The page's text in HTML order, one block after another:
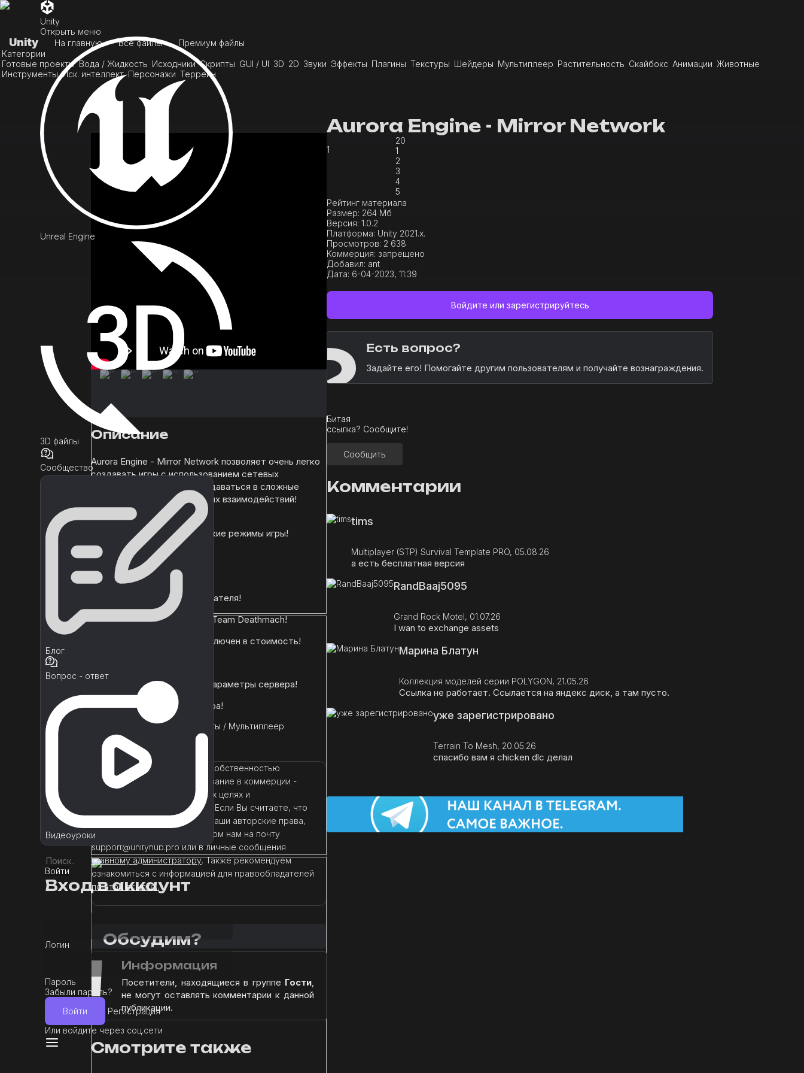
Unity
Открыть меню
Unreal Engine
3D файлы
Сообщество
Блог
Вопрос - ответ
Видеоуроки
Войти
Вход в аккаунт
Логин
Пароль
Забыли пароль?
Войти
Регистрация
Или войдите через соц.сети
Unity На главную Все файлы
Премиум файлы
Категории
Готовые проекты Вода / Жидкость Исходники Скрипты GUI / UI 3D 2D Звуки Эффекты Плагины Текстуры Шейдеры Мультиплеер Растительность Скайбокс Анимации Животные
Инструменты Иск. интеллект Персонажи Террейн
Описание
Aurora Engine - Mirror Network позволяет очень легко
создавать игры с использованием сетевых
технологий, вам не нужно вдаваться в сложные
концепции клиент-серверных взаимодействий!
✨ Включены пользовательские режимы игры!
✨ Включен убойный корм!
✨ Включенное табло!
✨ Включен профиль пользователя!
✨ Включена демонстрация Team Deathmach!
✨ Внутриигровой магазин включен в стоимость!
✨ Включены расширенные параметры сервера!
✨ Лобби включенного номера!
Премиум/ Инструменты / Мультиплеер
Данный материал является собственностью
правообладателя. Использование в коммерции -
запрещено! Только в учебных целях и
самостоятельного изучения. Если Вы считаете, что
данный материал нарушает ваши авторские права,
пожалуйста, сообщите об этом нам на почту
support@unityhub.pro или в личные сообщения
главному администратору. Также рекомендуем
ознакомиться с информацией для правообладателей
по этой ссылке..
Обсудим?
! Информация
Посетители, находящиеся в группе Гости,
не могут оставлять комментарии к данной
публикации.
Смотрите также
Aurora Engine - Mirror Network
1
20
1
2
3
4
5
Рейтинг материала
Размер: 264 Мб
Версия: 1.0.2
Платформа: Unity 2021.x.
Просмотров: 2 638
Коммерция: запрещено
Добавил: ant
Дата: 6-04-2023, 11:39
Войдите или зарегистрируйтесь
? Есть вопрос?
Задайте его! Помогайте другим пользователям и получайте вознаграждения.
Битая
ссылка? Сообщите!
Сообщить
Комментарии
tims
Multiplayer (STP) Survival Template PRO, 05.08.26
а есть бесплатная версия
RandBaaj5095
Grand Rock Motel, 01.07.26
I wan to exchange assets
Марина Блатун
Коллекция моделей серии POLYGON, 21.05.26
Ссылка не работает. Ссылается на яндекс диск, а там пусто.
уже зарегистрировано
Terrain To Mesh, 20.05.26
спасибо вам я chicken dlc делал